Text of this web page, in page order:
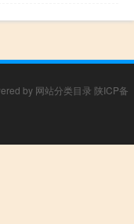
by 网站分类目录 陕ICP备